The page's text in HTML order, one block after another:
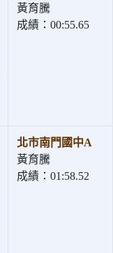
黃育騰
成績：00:55.65
北市南門國中A
黃育騰
成績：01:58.52